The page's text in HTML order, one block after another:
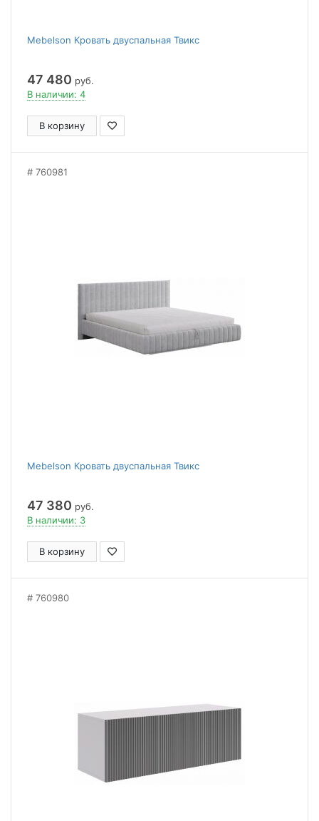
Mebelson Кровать двуспальная Твикс
47 480 руб.
В наличии: 4
В корзину
760981
Mebelson Кровать двуспальная Твикс
47 380 руб.
В наличии: 3
В корзину
760980